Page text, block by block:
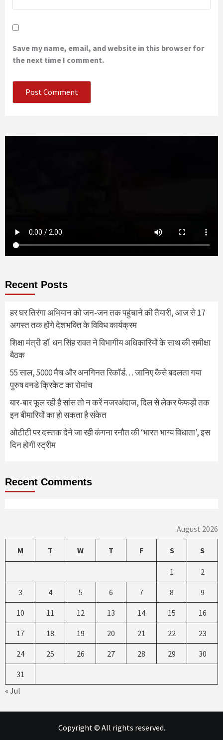
Save my name, email, and website in this browser for
the next time I comment.
Recent Posts
हर घर तिरंगा अभियान को जन-जन तक पहुंचाने की तैयारी, आज से 17
अगस्त तक होंगे देशभक्ति के विविध कार्यक्रम
शिक्षा मंत्री डॉ. धन सिंह रावत ने विभागीय अधिकारियों के साथ की समीक्षा
बैठक
55 साल, 5000 मैच और अनगिनत रिकॉर्ड… जानिए कैसे बदलता गया
पुरुष वनडे क्रिकेट का रोमांच
बार-बार फूल रही है सांस तो न करें नजरअंदाज, दिल से लेकर फेफड़ों तक
इन बीमारियों का हो सकता है संकेत
ओटीटी पर दस्तक देने जा रही कंगना रनौत की ‘भारत भाग्य विधाता’, इस
दिन होगी स्ट्रीम
Recent Comments
August 2026
M T W T F S S
1 2
3 4 5 6 7 8 9
10 11 12 13 14 15 16
17 18 19 20 21 22 23
24 25 26 27 28 29 30
31
« Jul
Copyright © All rights reserved.